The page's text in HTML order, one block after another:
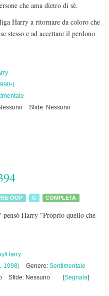
che ama dietro di sè.
Harry a ritornare da coloro che
stesso e ad accettare il perdono
)
Sfide: Nessuno
OOP G COMPLETA
Harry "Proprio quello che
Harry
1998) Genere: Sentimentale
Sfide: Nessuno [Segnala]